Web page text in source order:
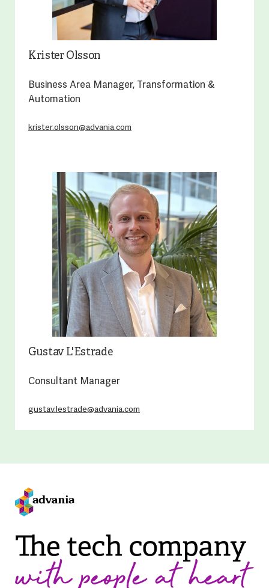
Krister Olsson
Business Area Manager, Transformation &
Automation
krister.olsson@advania.com
Gustav L'Estrade
Consultant Manager
gustav.lestrade@advania.com